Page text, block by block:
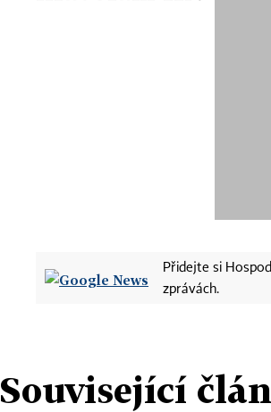
Přidejte si
zprávách.
Související